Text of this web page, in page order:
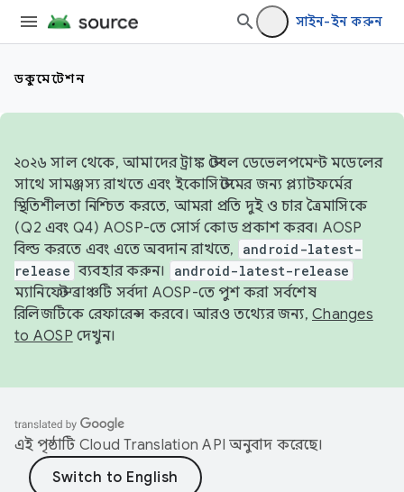
সাইন-ইন করুন
ডকুমেন্টেশন
২০২৬ সাল থেকে, আমাদের ট্রাঙ্ক স্টেবল ডেভেলপমেন্ট মডেলের
সাথে সামঞ্জস্য রাখতে এবং ইকোসিস্টেমের জন্য প্ল্যাটফর্মের
স্থিতিশীলতা নিশ্চিত করতে, আমরা প্রতি দুই ও চার ত্রৈমাসিকে
(Q2 এবং Q4) AOSP-তে সোর্স কোড প্রকাশ করব। AOSP
বিল্ড করতে এবং এতে অবদান রাখতে,
android-latest-
release ব্যবহার করুন। android-latest-release
ম্যানিফেস্ট ব্রাঞ্চটি সর্বদা AOSP-তে পুশ করা সর্বশেষ
রিলিজটিকে রেফারেন্স করবে। আরও তথ্যের জন্য, Changes
to AOSP দেখুন।
এই পৃষ্ঠাটি Cloud Translation API অনুবাদ করেছে।